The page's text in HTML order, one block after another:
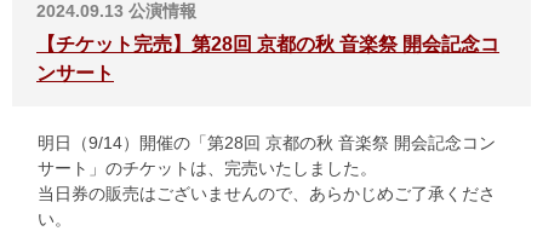
2024.09.13 公演情報
【チケット完売】第28回 京都の秋 音楽祭 開会記念コ
ンサート
明日（9/14）開催の「第28回 京都の秋 音楽祭 開会記念コン
サート」のチケットは、完売いたしました。
当日券の販売はございませんので、あらかじめご了承くださ
い。